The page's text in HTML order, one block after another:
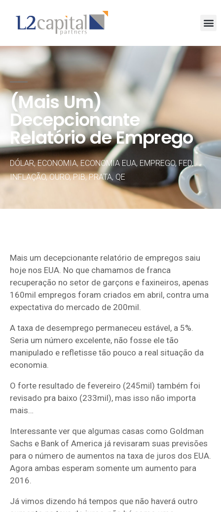
(Mais Um)
Decepcionante
Relatório de Emprego
DÓLAR,ECONOMIA,ECONOMIA EUA, EMPREGO, FED,
INFLAÇÃO,OURO,PIB,PRATA, QE
Mais um decepcionante relatório de empregos saiu
hoje nos EUA. No que chamamos de franca
recuperação no setor de garçons e faxineiros, apenas
160mil empregos foram criados em abril, contra uma
expectativa do mercado de 200mil.
A taxa de desemprego permaneceu estável, a 5%.
Seria um número excelente, não fosse ele tão
manipulado e refletisse tão pouco a real situação da
economia.
O forte resultado de fevereiro (245mil) também foi
revisado pra baixo (233mil), mas isso não importa
mais…
Interessante ver que algumas casas como Goldman
Sachs e Bank of America já revisaram suas previsões
para o número de aumentos na taxa de juros dos EUA.
Agora ambas esperam somente um aumento para
2016.
Já vimos dizendo há tempos que não haverá outro